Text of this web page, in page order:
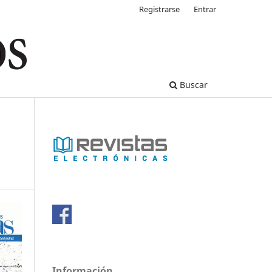
Buscar
Registrarse Entrar